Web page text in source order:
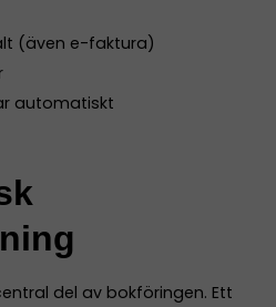
(även e-faktura)
automatiskt
del av bokföringen. Ett